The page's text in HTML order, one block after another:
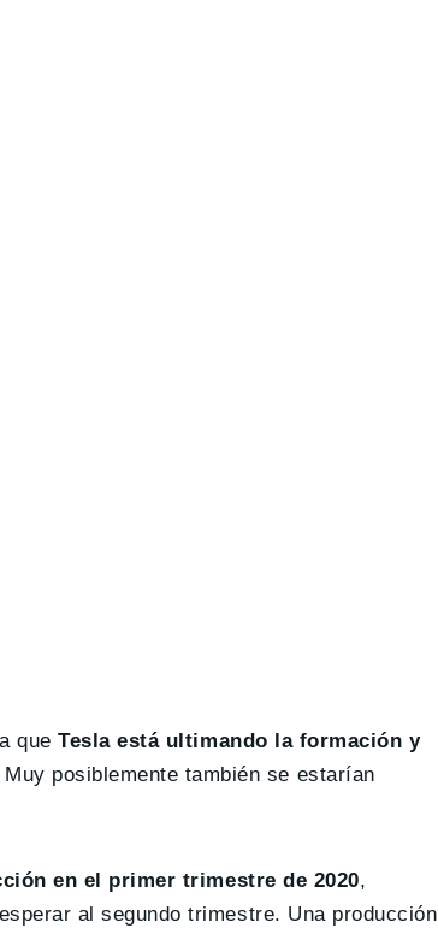
queTesla está ultimando la formación y
Muy posiblemente también se estarían
en el primer trimestre de 2020,
al segundo trimestre. Una producción